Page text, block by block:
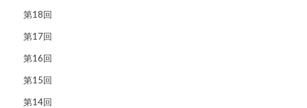
第18回
第17回
第16回
第15回
第14回